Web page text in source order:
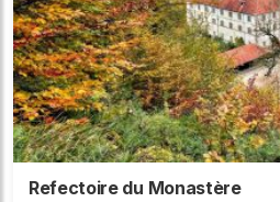
Refectoire du Monastère